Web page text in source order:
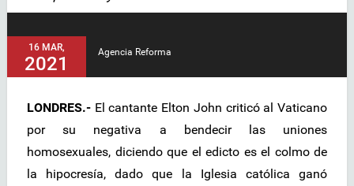
16 MAR,
2021
Agencia Reforma
LONDRES.- El cantante Elton John criticó al Vaticano
por su negativa a bendecir las uniones
homosexuales, diciendo que el edicto es el colmo de
la hipocresía, dado que la Iglesia católica ganó